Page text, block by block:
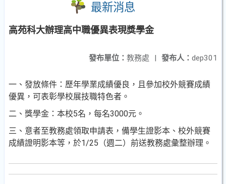
最新消息
高苑科大辦理高中職優異表現獎學金
發布人： dep301
發布單位： 教務處 |
一、發放條件：歷年學業成績優良，且參加校外競賽成績
優異，可表彰學校展技職特色者。
二、獎學金：本校5名，每名3000元。
三、意者至教務處領取申請表，備學生證影本、校外競賽
成績證明影本等，於1/25（週二）前送教務處彙整辦理。